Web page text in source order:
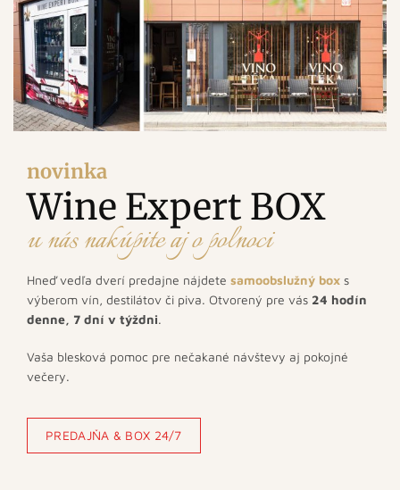
novinka
Wine Expert BOX
u nás nakúpite aj o polnoci
Hneď vedľa dverí predajne nájdete samoobslužný box s
výberom vín, destilátov či piva. Otvorený pre vás 24 hodín
denne, 7 dní v týždni.
Vaša blesková pomoc pre nečakané návštevy aj pokojné
večery.
PREDAJŇA & BOX 24/7